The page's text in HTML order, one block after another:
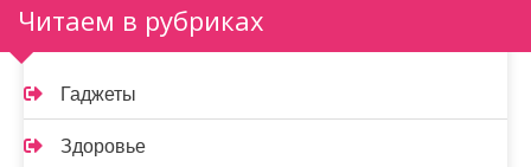
Читаем в рубриках
Гаджеты
Здоровье